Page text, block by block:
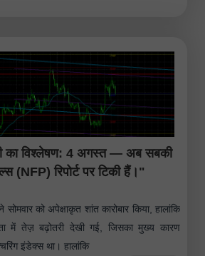
का विश्लेषण: 4 अगस्त — अब सबकी
(NFP) रिपोर्ट पर टिकी हैं।"
को अपेक्षाकृत शांत कारोबार किया, हालांकि
में तेज़ बढ़ोतरी देखी गई, जिसका मुख्य कारण
इंडेक्स था। हालांकि